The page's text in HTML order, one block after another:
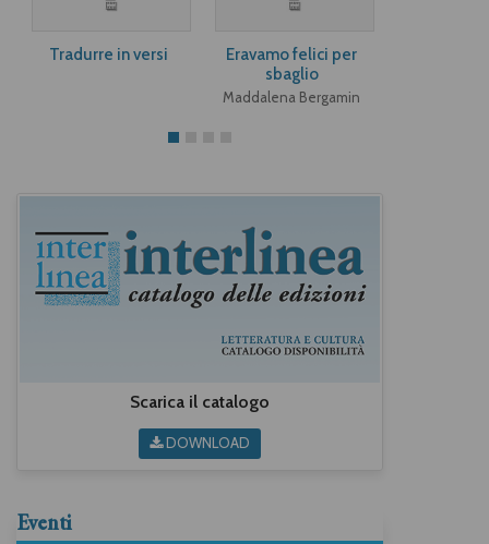
Tradurre in versi
Eravamo felici per
sbaglio
Maddalena Bergamin
Scarica il catalogo
DOWNLOAD
Eventi